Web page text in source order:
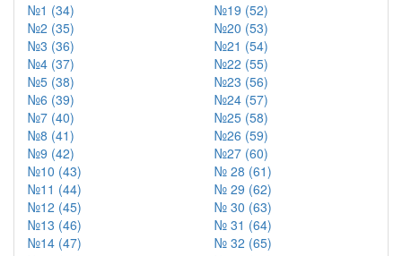
№1 (34)
№2 (35)
№3 (36)
№4 (37)
№5 (38)
№6 (39)
№7 (40)
№8 (41)
№9 (42)
№10 (43)
№11 (44)
№12 (45)
№13 (46)
№14 (47)
№19 (52)
№20 (53)
№21 (54)
№22 (55)
№23 (56)
№24 (57)
№25 (58)
№26 (59)
№27 (60)
№ 28 (61)
№ 29 (62)
№ 30 (63)
№ 31 (64)
№ 32 (65)